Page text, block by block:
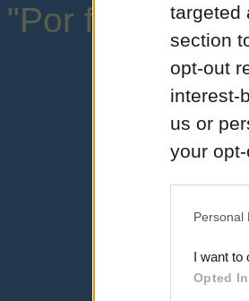
targeted
section
opt-out
interest-
us or
your
third
Personal
I want to
Opted In
"Por favor, no
una